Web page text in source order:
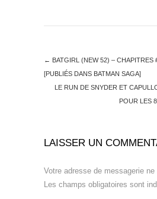
← BATGIRL (NEW 52) – CHAPITRES
[PUBLIÉS DANS BATMAN SAGA]
LE RUN DE SNYDER ET
POUR LES
LAISSER UN
Votre adresse de messagerie
Les champs obligatoires sont